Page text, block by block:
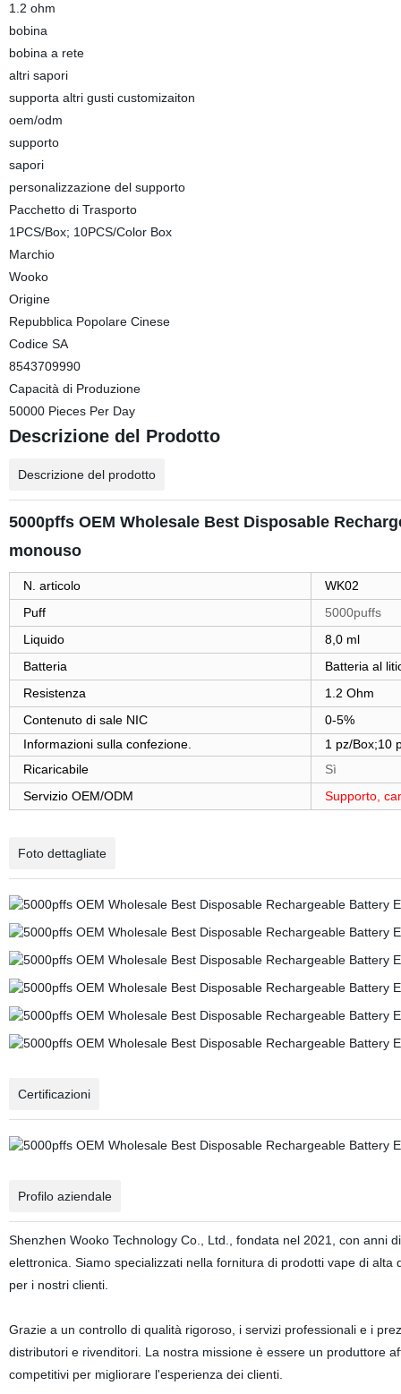
1.2 ohm
bobina
bobina a rete
altri sapori
supporta altri gusti customizaiton
oem/odm
supporto
sapori
personalizzazione del supporto
Pacchetto di Trasporto
1PCS/Box; 10PCS/Color Box
Marchio
Wooko
Origine
Repubblica Popolare Cinese
Codice SA
8543709990
Capacità di Produzione
50000 Pieces Per Day
Descrizione del Prodotto
Descrizione del prodotto
5000pffs OEM Wholesale Best Disposable
monouso
N. articolo
WK02
Puff
5000puffs
Liquido
8,0 ml
Batteria
Batteria al
Resistenza
1.2 Ohm
Contenuto di sale NIC
0-5%
Informazioni sulla confezione.
1 pz/Box;10
Ricaricabile
Sì
Servizio OEM/ODM
Supporto,
Foto dettagliate
Certificazioni
Profilo aziendale
Shenzhen Wooko Technology Co., Ltd., fondata nel 2021, con anni
elettronica. Siamo specializzati nella fornitura di prodotti vape di
per i nostri clienti.
Grazie a un controllo di qualità rigoroso, i servizi professionali e i
distributori e rivenditori. La nostra missione è essere un produttore
competitivi per migliorare l'esperienza dei clienti.